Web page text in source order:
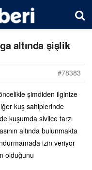
altında şişlik
#78383
şimdiden ilginize
kuş sahiplerinde
kuşumda sivilce tarzı
altında bulunmakta
izin veriyor
olduğunu